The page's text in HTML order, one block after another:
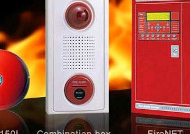
Thang dây thoát hiểm có tác dụng gì trong tình
Cấu tạo đầu phun chữa cháy trong hệ thống
Kim thu sét là gì? Cấu tạo, nguyên lý hoạt động
Đầu phun chữa cháy là gì và nguyên lý hoạt động
Đầu phun chữa cháy là gì ? Tìm hiểu chi tiết từ A-